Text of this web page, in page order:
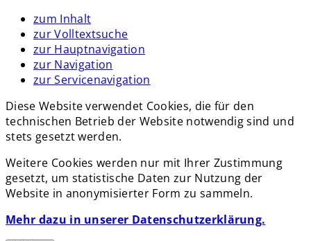
zum Inhalt
zur Volltextsuche
zur Hauptnavigation
zur Navigation
zur Servicenavigation
Diese Website verwendet Cookies, die für den
technischen Betrieb der Website notwendig sind und
stets gesetzt werden.
Weitere Cookies werden nur mit Ihrer Zustimmung
gesetzt, um statistische Daten zur Nutzung der
Website in anonymisierter Form zu sammeln.
Mehr dazu in unserer Datenschutzerklärung.